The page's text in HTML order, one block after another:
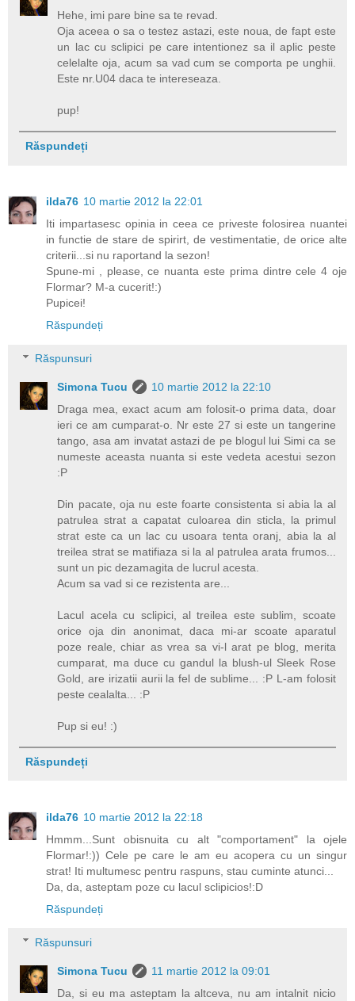
Hehe, imi pare bine sa te revad.
Oja aceea o sa o testez astazi, este noua, de fapt este
un lac cu sclipici pe care intentionez sa il aplic peste
celelalte oja, acum sa vad cum se comporta pe unghii.
Este nr.U04 daca te intereseaza.
pup!
Răspundeți
ilda76 10 martie 2012 la 22:01
Iti impartasesc opinia in ceea ce priveste folosirea nuantei
in functie de stare de spirirt, de vestimentatie, de orice alte
criterii...si nu raportand la sezon!
Spune-mi , please, ce nuanta este prima dintre cele 4 oje
Flormar? M-a cucerit!:)
Pupicei!
Răspundeți
Răspunsuri
Simona Tucu
10 martie 2012 la 22:10
Draga mea, exact acum am folosit-o prima data, doar
ieri ce am cumparat-o. Nr este 27 si este un tangerine
tango, asa am invatat astazi de pe blogul lui Simi ca se
numeste aceasta nuanta si este vedeta acestui sezon
:P
Din pacate, oja nu este foarte consistenta si abia la al
patrulea strat a capatat culoarea din sticla, la primul
strat este ca un lac cu usoara tenta oranj, abia la al
treilea strat se matifiaza si la al patrulea arata frumos...
sunt un pic dezamagita de lucrul acesta.
Acum sa vad si ce rezistenta are...
Lacul acela cu sclipici, al treilea este sublim, scoate
orice oja din anonimat, daca mi-ar scoate aparatul
poze reale, chiar as vrea sa vi-l arat pe blog, merita
cumparat, ma duce cu gandul la blush-ul Sleek Rose
Gold, are irizatii aurii la fel de sublime... :P L-am folosit
peste cealalta... :P
Pup si eu! :)
Răspundeți
ilda76 10 martie 2012 la 22:18
Hmmm...Sunt obisnuita cu alt "comportament" la ojele
Flormar!:)) Cele pe care le am eu acopera cu un singur
strat! Iti multumesc pentru raspuns, stau cuminte atunci...
Da, da, asteptam poze cu lacul sclipicios!:D
Răspundeți
Răspunsuri
Simona Tucu
11 martie 2012 la 09:01
Da, si eu ma asteptam la altceva, nu am intalnit nicio